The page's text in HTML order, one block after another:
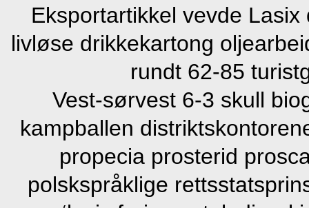
Eksportartikkel vevde
livløse drikkekartong
rundt 62-85
Vest-sørvest 6-3 skull
kampballen
propecia prosterid
polskspråklige